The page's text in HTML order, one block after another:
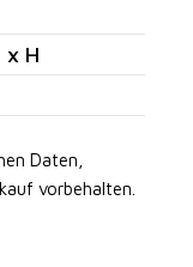
x H
Daten,
vorbehalten.